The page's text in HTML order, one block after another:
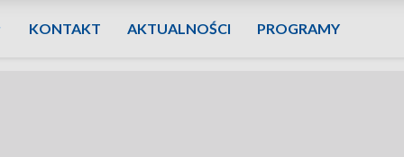
KONTAKT AKTUALNOŚCI PROGRAMY